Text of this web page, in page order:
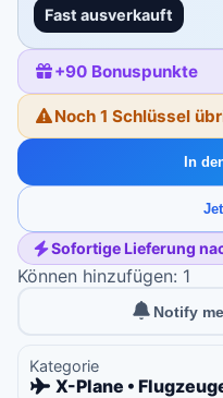
Fast ausverkauft
+90 Bonuspunkte
Noch 1 Schlüssel
In
Sofortige Lieferung
Können hinzufügen: 1
Notify
Kategorie
X-Plane •